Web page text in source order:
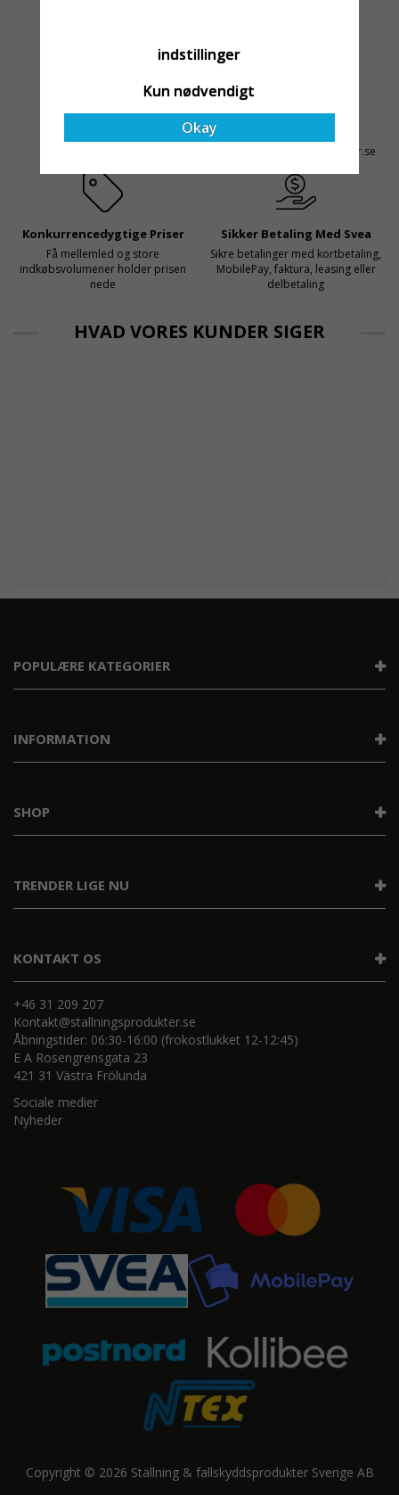
för dem att samarbeta
både har rätt produkter
rullställningar, med s
Altid Hurtig Levering Kyndig Support
kontakt@stallningsprodukter.se
Konkurrencedygtige Priser
Få mellemled og store
indkøbsvolumener holder prisen
nede
Sikker Betaling Med Svea
Sikre betalinger med kortbetaling,
MobilePay, faktura, leasing eller
delbetaling
HVAD VORES KUNDER SIGER
KONTAKT OS
+46 31 209 207
Kontakt@stallningsprodukter.se
Åbningstider: 06:30-16:00 (frokostlukket 12-12:45)
E A Rosengrensgata 23
421 31 Västra Frölunda
Sociale medier
Nyheder
POPULÆRE KATEGORIER
INFORMATION
TRENDER LIGE NU
SHOP
Copyright © 2026 Ställning & fallskyddsprodukter Sverige AB
indstillinger
Kun nødvendigt
Okay